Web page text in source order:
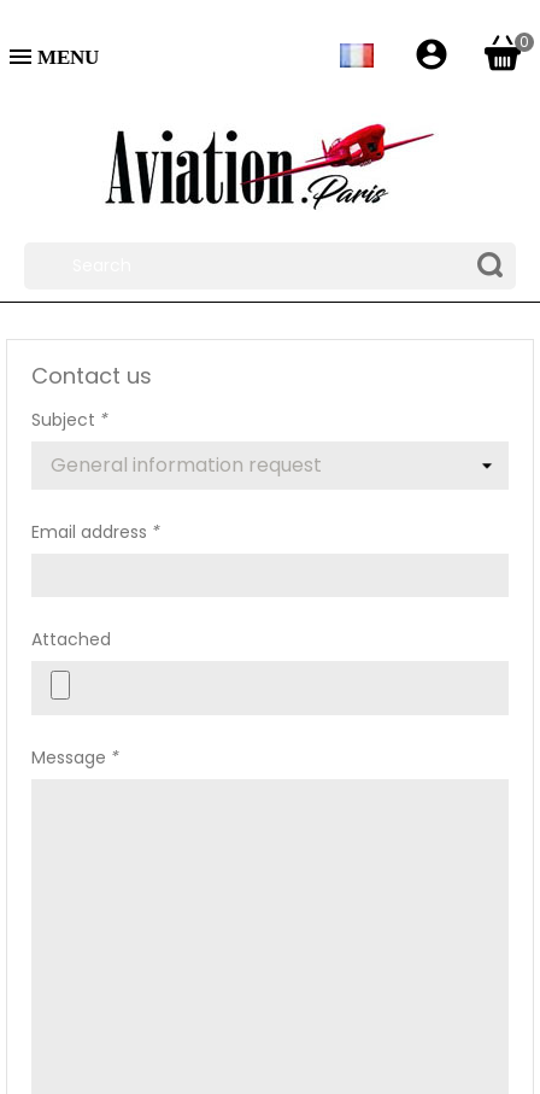

0
account_circle
Contact us
Subject *
Email address *
Attached
Message *